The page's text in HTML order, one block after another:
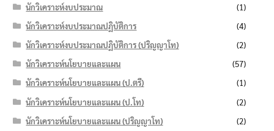
นักวิเคราะห์งบประมาณ
(1)
นักวิเคราะห์งบประมาณปฏิบัติการ
(4)
นักวิเคราะห์งบประมาณปฏิบัติการ (ปริญญาโท)
(2)
นักวิเคราะห์นโยบายและแผน
(57)
นักวิเคราะห์นโยบายและแผน (ป.ตรี)
(1)
นักวิเคราะห์นโยบายและแผน (ป.โท)
(2)
นักวิเคราะห์นโยบายและแผน (ปริญญาโท)
(2)